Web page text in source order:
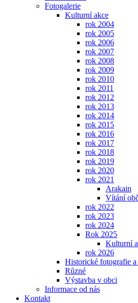
Fotogalerie
Kulturní akce
rok 2004
rok 2005
rok 2006
rok 2007
rok 2008
rok 2009
rok 2010
rok 2011
rok 2012
rok 2013
rok 2014
rok 2015
rok 2016
rok 2017
rok 2018
rok 2019
rok 2020
rok 2021
Arakain
Vítání
rok 2022
rok 2023
rok 2024
Rok 2025
Kulturní
rok 2026
Historické fotografie
Různé
Výstavba v obci
Informace od nás
Kontakt